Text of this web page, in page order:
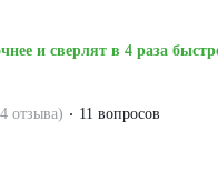
и сверлят в 4 раза
отзыва) 11 вопросов